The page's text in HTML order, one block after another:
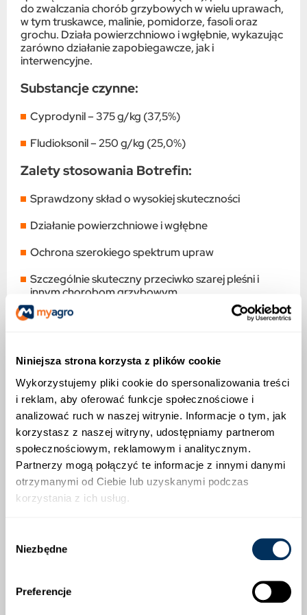
Niniejsza strona korzysta z plików cookie
Wykorzystujemy pliki cookie do spersonalizowania treści
i reklam, aby oferować funkcje społecznościowe i
analizować ruch w naszej witrynie. Informacje o tym, jak
korzystasz z naszej witryny, udostępniamy partnerom
społecznościowym, reklamowym i analitycznym.
Partnerzy mogą połączyć te informacje z innymi danymi
otrzymanymi od Ciebie lub uzyskanymi podczas
korzystania z ich usług.
zgody
Niezbędne
Preferencje
do zwalczania chorób grzybowych w wielu uprawach,
w tym truskawce, malinie, pomidorze, fasoli oraz
grochu. Działa powierzchniowo i wgłębnie, wykazując
zarówno działanie zapobiegawcze, jak i
interwencyjne.
Substancje czynne:
Cyprodynil – 375 g/kg (37,5%)
Fludioksonil – 250 g/kg (25,0%)
Zalety stosowania Botrefin:
Sprawdzony skład o wysokiej skuteczności
Działanie powierzchniowe i wgłębne
Ochrona szerokiego spektrum upraw
Szczególnie skuteczny przeciwko szarej pleśni i
innym chorobom grzybowym
Odpowiedni do opryskiwaczy polowych,
Zastosowanie w uprawach: Botrefin
znajduje zastosowanie w ochronie:
Truskawek
Malin
Pomidorów (również pod osłonami i w szklarniach)
Fasoli i grochu
Truskawka: 3 dni